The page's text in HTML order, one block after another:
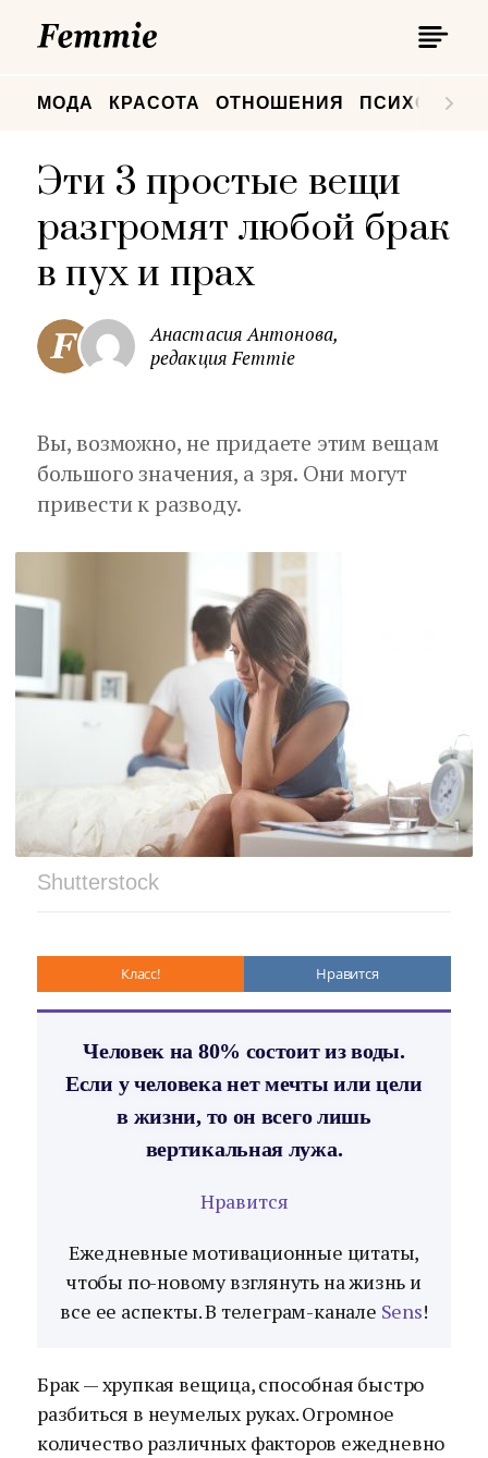
МОДА КРАСОТА ОТНОШЕНИЯ
Эти 3 простые вещи
разгромят любой брак
в пух и прах
Анастасия Антонова,
редакция Femmie
Вы, возможно, не придаете этим вещам
большого значения, а зря. Они могут
привести к разводу.
Shutterstock
Класс! Нравится
Человек на 80% состоит из воды.
Если у человека нет мечты или цели
в жизни, то он всего лишь
вертикальная лужа.
Нравится
Ежедневные мотивационные цитаты,
чтобы по-новому взглянуть на жизнь и
все ее аспекты. В телеграм-канале Sens!
Брак — хрупкая вещица, способная быстро
разбиться в неумелых руках. Огромное
количество различных факторов ежедневно